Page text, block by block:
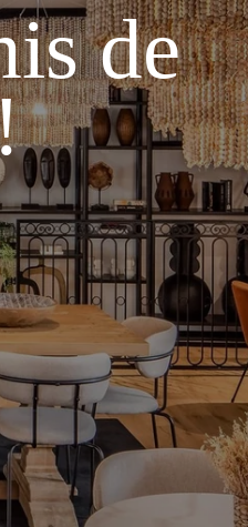
de
Message*:
Les informations recueillies
traitement destiné
conservation des données
rectification, de portabilité,